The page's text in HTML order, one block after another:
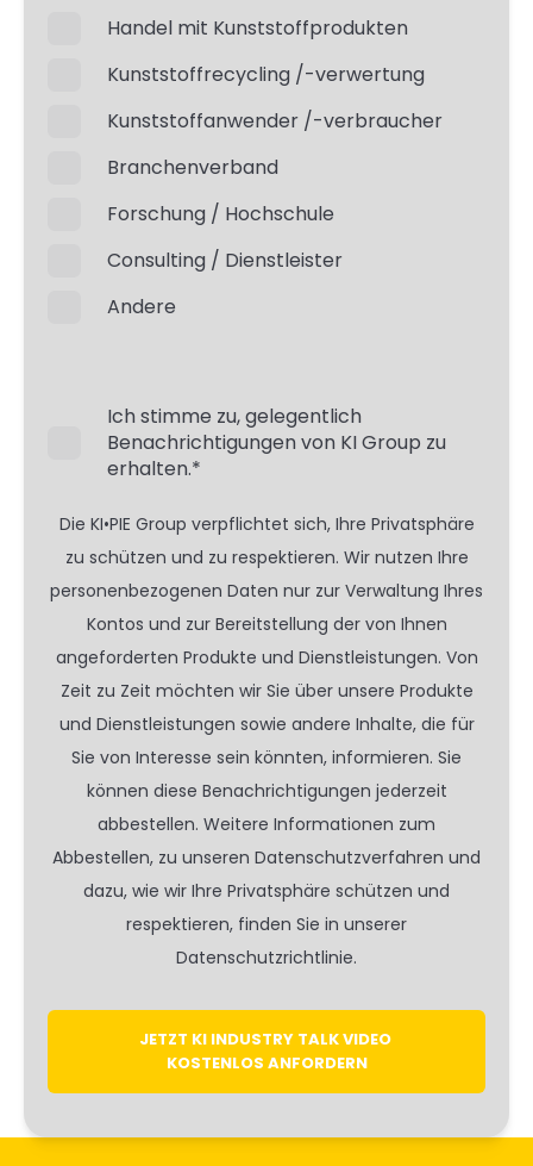
Handel mit Kunststoffprodukten
Kunststoffrecycling /-verwertung
Kunststoffanwender /-verbraucher
Branchenverband
Forschung / Hochschule
Consulting / Dienstleister
Andere
Ich stimme zu, gelegentlich
Benachrichtigungen von KI Group zu
erhalten.*
Die KI•PIE Group verpflichtet sich, Ihre Privatsphäre
zu schützen und zu respektieren. Wir nutzen Ihre
personenbezogenen Daten nur zur Verwaltung Ihres
Kontos und zur Bereitstellung der von Ihnen
angeforderten Produkte und Dienstleistungen. Von
Zeit zu Zeit möchten wir Sie über unsere Produkte
und Dienstleistungen sowie andere Inhalte, die für
Sie von Interesse sein könnten, informieren. Sie
können diese Benachrichtigungen jederzeit
abbestellen. Weitere Informationen zum
Abbestellen, zu unseren Datenschutzverfahren und
dazu, wie wir Ihre Privatsphäre schützen und
respektieren, finden Sie in unserer
Datenschutzrichtlinie.